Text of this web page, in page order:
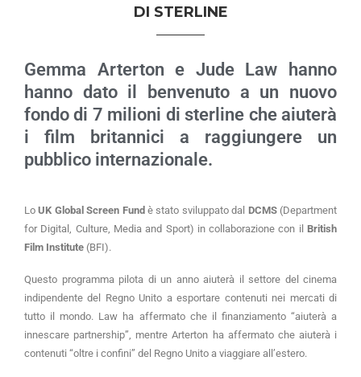
DI STERLINE
Gemma Arterton e Jude Law hanno
hanno dato il benvenuto a un nuovo
fondo di 7 milioni di sterline che aiuterà
i film britannici a raggiungere un
pubblico internazionale.
LoUK Global Screen Fund è stato sviluppato dal DCMS(Department
for Digital, Culture, Media and Sport) in collaborazione con il British
Film Institute (BFI).
Questo programma pilota di un anno aiuterà il settore del cinema
indipendente del Regno Unito a esportare contenuti nei mercati di
tutto il mondo. Law ha affermato che il finanziamento “aiuterà a
innescare partnership”, mentre Arterton ha affermato che aiuterà i
contenuti “oltre i confini” del Regno Unito a viaggiare all’estero.